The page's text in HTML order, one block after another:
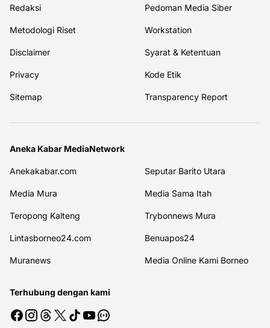
Redaksi Pedoman Media Siber
Metodologi Riset Workstation
Disclaimer Syarat & Ketentuan
Privacy Kode Etik
Sitemap Transparency Report
Aneka Kabar MediaNetwork
Anekakabar.com Seputar Barito Utara
Media Mura Media Sama Itah
Teropong Kalteng Trybonnews Mura
Lintasborneo24.com Benuapos24
Muranews Media Online Kami Borneo
Terhubung dengan kami